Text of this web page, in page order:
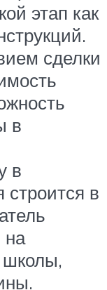
этап как
сделки
в
в
строится в
на